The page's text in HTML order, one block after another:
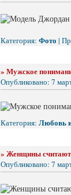
Категория: Фото |
» Мужское
Опубликовано: 7
Категория: Любовь
» Женщины
Опубликовано: 7